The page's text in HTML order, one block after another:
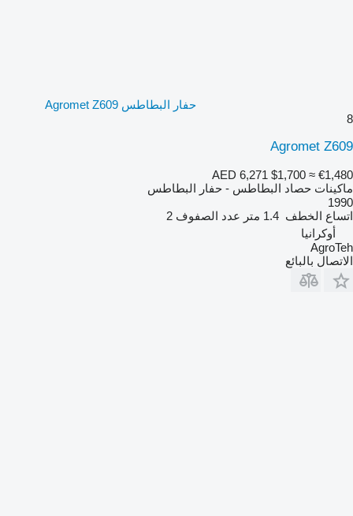
حفار البطاطس Agromet Z609
8
Agromet Z609
AED 6,271 $1,700 ≈ €1,480
ماكينات حصاد البطاطس - حفار البطاطس
1990
اتساع الخطف 1.4 متر عدد الصفوف 2
أوكرانيا
AgroTeh
الاتصال بالبائع